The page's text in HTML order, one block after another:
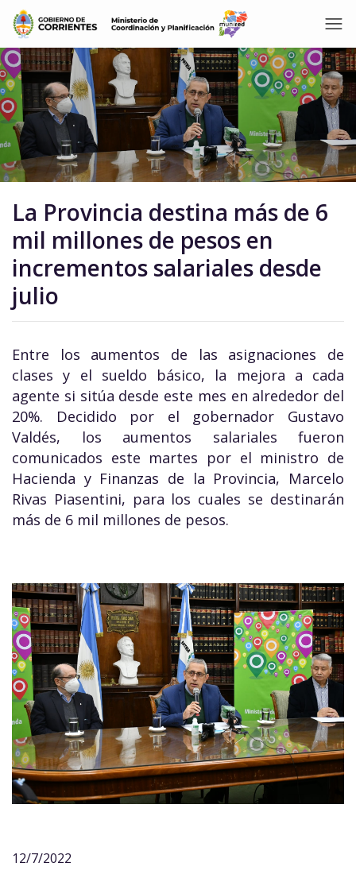
La Provincia destina más de 6
mil millones de pesos en
incrementos salariales desde
julio
Entre los aumentos de las asignaciones de
clases y el sueldo básico, la mejora a cada
agente si sitúa desde este mes en alrededor del
20%. Decidido por el gobernador Gustavo
Valdés, los aumentos salariales fueron
comunicados este martes por el ministro de
Hacienda y Finanzas de la Provincia, Marcelo
Rivas Piasentini, para los cuales se destinarán
más de 6 mil millones de pesos.
12/7/2022